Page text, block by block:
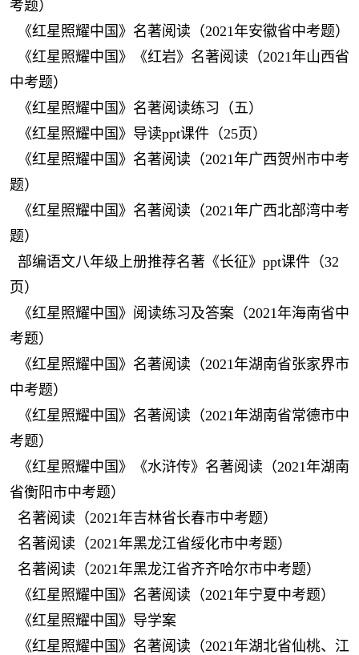
考题）
《红星照耀中国》名著阅读（2021年安徽省中考题）
《红星照耀中国》《红岩》名著阅读（2021年山西省
中考题）
《红星照耀中国》名著阅读练习（五）
《红星照耀中国》导读ppt课件（25页）
《红星照耀中国》名著阅读（2021年广西贺州市中考
题）
《红星照耀中国》名著阅读（2021年广西北部湾中考
题）
部编语文八年级上册推荐名著《长征》ppt课件（32
页）
《红星照耀中国》阅读练习及答案（2021年海南省中
考题）
《红星照耀中国》名著阅读（2021年湖南省张家界市
中考题）
《红星照耀中国》名著阅读（2021年湖南省常德市中
考题）
《红星照耀中国》《水浒传》名著阅读（2021年湖南
省衡阳市中考题）
名著阅读（2021年吉林省长春市中考题）
名著阅读（2021年黑龙江省绥化市中考题）
名著阅读（2021年黑龙江省齐齐哈尔市中考题）
《红星照耀中国》名著阅读（2021年宁夏中考题）
《红星照耀中国》导学案
《红星照耀中国》名著阅读（2021年湖北省仙桃、江